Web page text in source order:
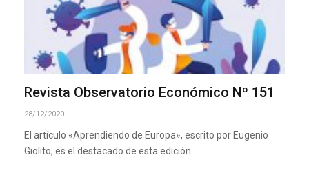
Revista Observatorio Económico Nº 151
28/12/2020
El artículo «Aprendiendo de Europa», escrito por Eugenio
Giolito, es el destacado de esta edición.